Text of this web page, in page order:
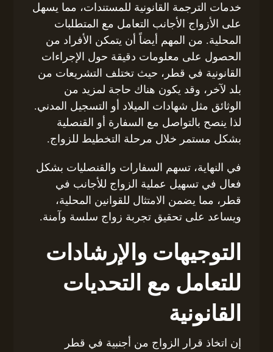
خدمات الترجمة القانونية للمستندات، مما يسهل
على الأزواج الأجانب التعامل مع المتطلبات
المحلية. من المهم أيضاً أن يتمكن الأفراد من
الحصول على معلومات دقيقة حول الإجراءات
القانونية في قطر، حيث تختلف التشريعات من
بلد لآخر، وقد يكون هناك حاجة لمزيد من
الوثائق مثل شهادات الميلاد أو التسجيل المدني.
لذا ينصح بالتواصل مع السفارة أو القنصلية
بشكل مستمر خلال مرحلة التخطيط للزواج.
في النهاية، تسهم السفارات والقنصليات بشكل
فعال في تسهيل عملية الزواج للأجانب في
قطر، مما يضمن الامتثال للقوانين المحلية،
ويساعد على تحقيق تجربة زواج سلسة وآمنة.
التوجيهات والإرشادات
للتعامل مع التحديات
القانونية
إن اتخاذ قرار الزواج من أجنبية في قطر